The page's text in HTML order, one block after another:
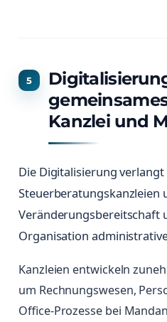
Kanzlei und
Die Digitalisierung verlangt
Steuerberatungskanzleien
Veränderungsbereitschaft
Organisation
Kanzleien entwickeln
um Rechnungswesen,
Office-Prozesse bei